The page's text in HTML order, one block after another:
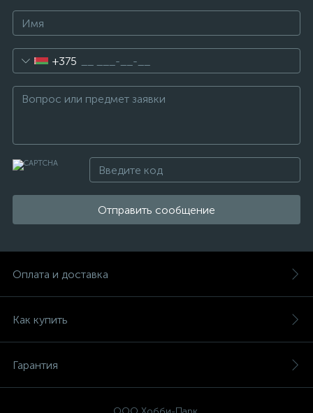
+375
Отправить сообщение
Оплата и доставка
Как купить
Гарантия